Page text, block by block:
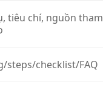
tiêu chí, nguồn tham
steps/checklist/FAQ